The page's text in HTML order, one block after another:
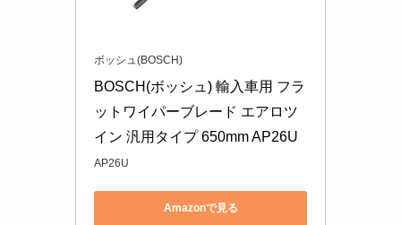
ボッシュ(BOSCH)
BOSCH(ボッシュ) 輸入車用 フラ
ットワイパーブレード エアロツ
イン 汎用タイプ 650mm AP26U
AP26U
Amazonで見る